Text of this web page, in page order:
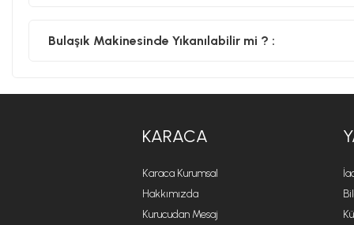
Bulaşık Makinesinde Yıkanılabilir mi ? :
KARACA
Karaca Kurumsal
Hakkımızda
Kurucudan Mesaj